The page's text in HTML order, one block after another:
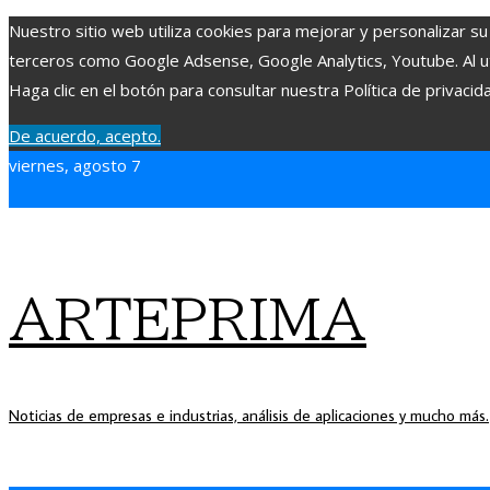
Nuestro sitio web utiliza cookies para mejorar y personalizar
terceros como Google Adsense, Google Analytics, Youtube.
Haga clic en el botón para consultar nuestra Política de
De acuerdo, acepto.
viernes, agosto 7
ARTEPRIMA
Noticias de empresas e industrias, análisis de aplicaciones y mucho más.